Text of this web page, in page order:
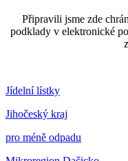
Připravili jsme zde
podklady v elektronické
Jídelní lístky
Jihočeský kraj
pro méně odpadu